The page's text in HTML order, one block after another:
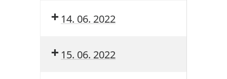
14. 06. 2022
15. 06. 2022